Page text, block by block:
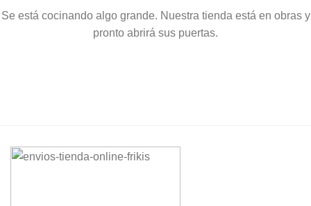
Se está cocinando algo grande. Nuestra tienda está en obras y
pronto abrirá sus puertas.